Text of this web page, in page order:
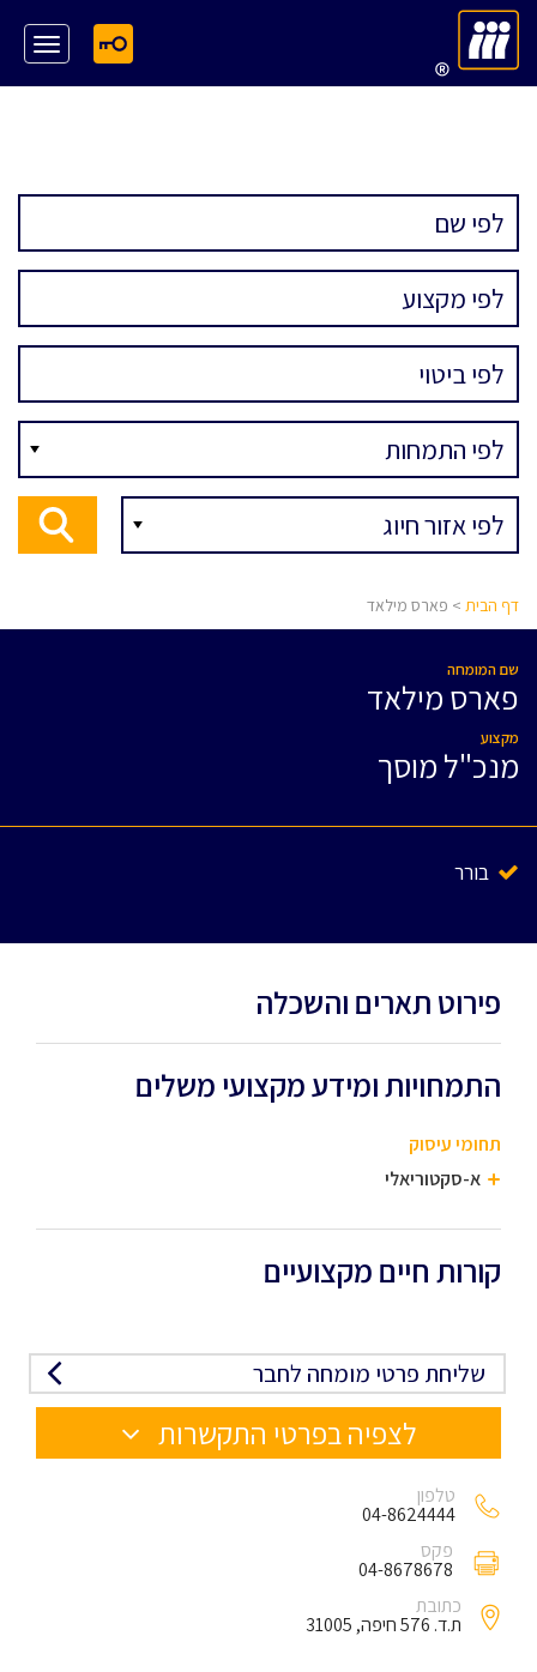
דף הבית > פארס מילאד
שם המומחה
פארס מילאד
מקצוע
מנכ"ל מוסך
בורר
פירוט תארים והשכלה
התמחויות ומידע מקצועי משלים
תחומי עיסוק
א-סקטוריאלי
קורות חיים מקצועיים
שליחת פרטי מומחה לחבר
לצפיה בפרטי התקשרות
טלפון
04-8624444
פקס
04-8678678
כתובת
ת.ד. 576 חיפה, 31005